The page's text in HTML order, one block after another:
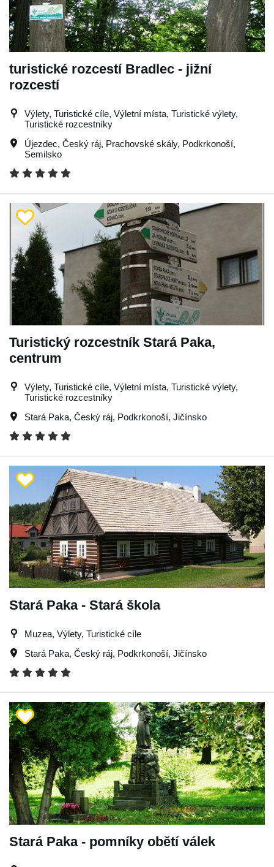
turistické rozcestí Bradlec - jižní
rozcestí
Výlety, Turistické cíle, Výletní místa, Turistické výlety,
Turistické rozcestníky
Újezdec, Český ráj, Prachovské skály, Podkrkonoší,
Semilsko
Turistický rozcestník Stará Paka,
centrum
Výlety, Turistické cíle, Výletní místa, Turistické výlety,
Turistické rozcestníky
Stará Paka, Český ráj, Podkrkonoší, Jičínsko
Stará Paka - Stará škola
Muzea, Výlety, Turistické cíle
Stará Paka, Český ráj, Podkrkonoší, Jičínsko
Stará Paka - pomníky obětí válek